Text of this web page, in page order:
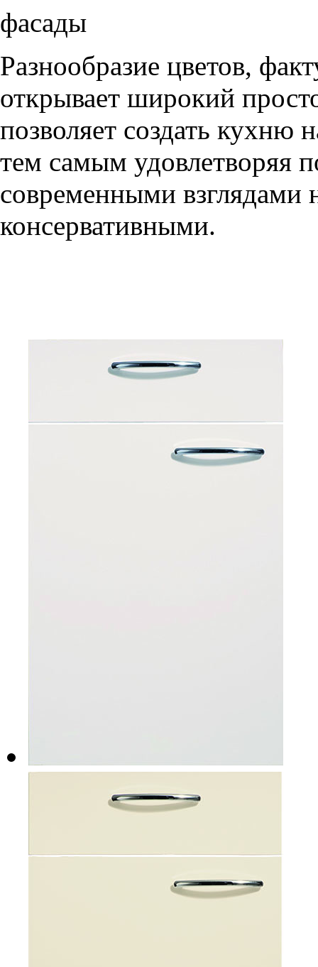
фасады
Разнообразие цветов,
открывает широкий
позволяет создать кухню
тем самым удовлетворяя
современными взглядами
консервативными.